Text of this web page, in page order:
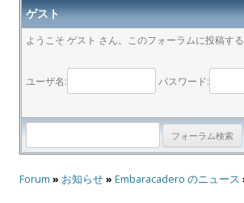
ゲスト
ようこそ ゲスト さん。このフォーラムに投稿す
ユーザ名: パスワード:
Forum » お知らせ» Embaracadero のニュース